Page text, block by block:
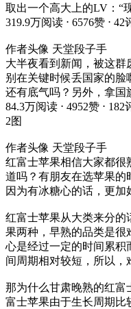
取出一个高大上的LV：“
319.9万阅读 ⋅ 6576赞 ⋅ 42
作者头像 天堂段子手
大半夜看到新闻，被这群
别在关键时候丢国家的
还有底气吗？另外，拿国
84.3万阅读 ⋅ 4952赞 ⋅ 182
2图
作者头像 天堂段子手
红富士苹果相信大家都很
道吗？有朋友在选苹果的
因为有冰糖心的话，更加
红富士苹果从大类来分的
果两种，早熟的品类是很
心是经过一定的时间累积
间周期相对较短，所以，
那为什么甘肃晚熟的红富
富士苹果由于生长周期比